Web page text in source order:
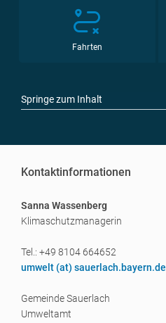
Fahrten
Springe zum Inhalt
Kontaktinformationen
Sanna Wassenberg
Klimaschutzmanagerin
Tel.: +49 8104 664652
umwelt (at) sauerlach.bayern.de
Gemeinde Sauerlach
Umweltamt